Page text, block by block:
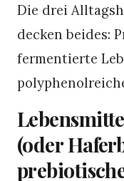
Die drei
decken beides:
fermentierte
(oder